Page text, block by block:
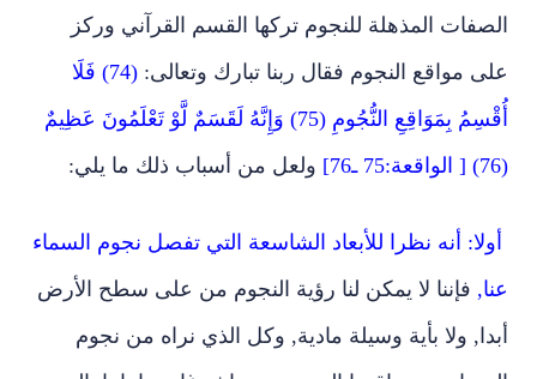
الصفات المذهلة للنجوم تركها القسم القرآني وركز
على مواقع النجوم فقال ربنا تبارك وتعالى‏:‏
(74) فَلَا
أُقْسِمُ بِمَوَاقِعِ النُّجُومِ (75) وَإِنَّهُ لَقَسَمٌ لَّوْ تَعْلَمُونَ عَظِيمٌ
(76) ‏[‏ الواقعة‏:75‏ ـ‏76]‏
ولعل من أسباب ذلك ما يلي‏:‏
أولا‏:‏ أنه نظرا للأبعاد الشاسعة التي تفصل نجوم السماء
عنا‏, ‏ فإننا لا يمكن لنا رؤية النجوم من على سطح الأرض
أبدا‏,‏ ولا بأية وسيلة مادية‏,‏ وكل الذي نراه من نجوم